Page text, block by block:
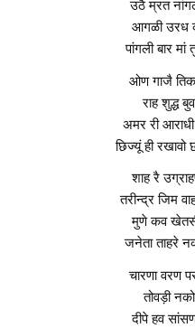
उठै म्रत
आगळी उरध
पांगली बार
ओण गाजै
राह शुद्ध
अमर री
छिज्यूं ही
शाह रै
तरीन्द्र जिम
मुणे कव
जनेता ताहरे
चारणा वरण
तोवड़ी
दीपे हव